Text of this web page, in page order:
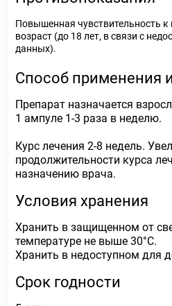
Повышенная чувствительность
возраст (до 18 лет, в связи с
данных).
Способ применения
Препарат назначается
1 ампуле 1-3 раза в неделю.
Курс лечения 2-8 недель.
продолжительности курса
назначению врача.
Условия хранения
Хранить в защищенном от
температуре не выше 30°С.
Хранить в недоступном для
Срок годности